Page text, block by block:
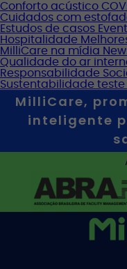
Conforto acústico
Cuidados com
Estudos de casos
Hospitalidade
MilliCare na mídia
Qualidade do ar
Responsabilidade
Sustentabilidade teste
MilliCare,
inteligente